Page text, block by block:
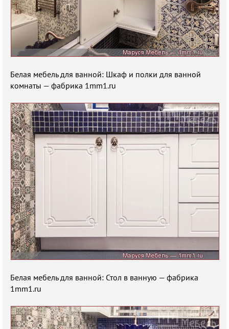
Белая мебель для ванной: Шкаф и полки для ванной
комнаты — фабрика 1mm1.ru
Белая мебель для ванной: Стол в ванную — фабрика
1mm1.ru